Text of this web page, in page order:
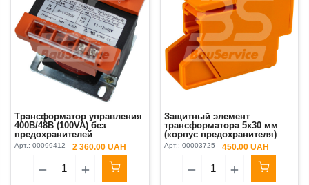
Трансформатор управления
400В/48В (100VA) без
предохранителей
Арт.: 00099412 2 360.00 UAH
Защитный элемент
трансформатора 5x30 мм
(корпус предохранителя)
PFT Original
Арт.: 00003725 450.00 UAH